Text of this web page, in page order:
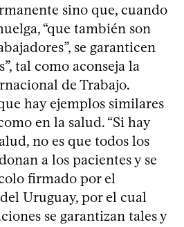
sino que, cuando
“que también son
se garanticen
tal como aconseja la
de Trabajo.
hay ejemplos similares
en la salud. “Si hay
no es que todos los
a los pacientes y se
firmado por el
Uruguay, por el cual
se garantizan tales y